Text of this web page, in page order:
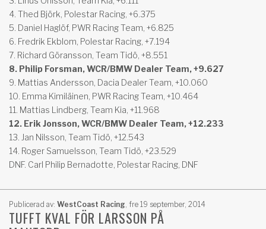
4. Thed Björk, Polestar Racing, +6.375
5. Daniel Haglöf, PWR Racing Team, +6.825
6. Fredrik Ekblom, Polestar Racing, +7.194
7. Richard Göransson, Team Tidö, +8.551
8. Philip Forsman, WCR/BMW Dealer Team, +9.627
9. Mattias Andersson, Dacia Dealer Team, +10.060
10. Emma Kimiläinen, PWR Racing Team, +10.464
11. Mattias Lindberg, Team Kia, +11.968
12. Erik Jonsson, WCR/BMW Dealer Team, +12.233
13. Jan Nilsson, Team Tidö, +12.543
14. Roger Samuelsson, Team Tidö, +23.529
DNF. Carl Philip Bernadotte, Polestar Racing, DNF
Publicerad av: WestCoast Racing, fre 19 september, 2014
TUFFT KVAL FÖR LARSSON PÅ